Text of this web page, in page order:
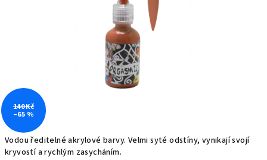
Vodou ředitelné akrylové barvy. Velmi syté odstíny, vynikají svojí
kryvostí a rychlým zasycháním.
140 Kč
–65 %